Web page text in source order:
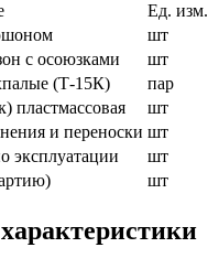
Ед. изм.
шт
с осоюзками шт
(Т-15К) пар
пластмассовая шт
и переноски шт
эксплуатации шт
шт